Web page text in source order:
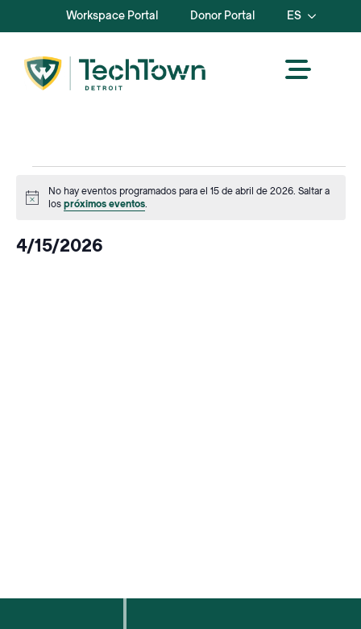
Workspace Portal Donor Portal ES
Events
for
Aviso
No hay eventos programados para el 15 de abril de 2026. Saltar a
lospróximos eventos.
4/15/2026